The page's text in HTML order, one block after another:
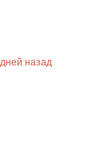
дней назад